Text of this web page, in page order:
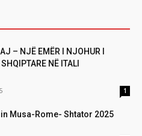
– NJË EMËR I NJOHUR I
NË ITALI
1
Musa-Rome- Shtator 2025